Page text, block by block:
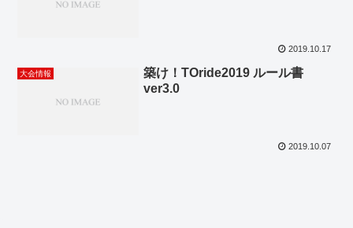
2019.10.17
大会情報
築け！TOride2019 ルール書
ver3.0
2019.10.07